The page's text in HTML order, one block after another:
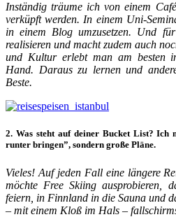
Inständig träume ich von einem
verküpft werden. In einem Uni-
in einem Blog umzusetzen. Und
realisieren und macht zudem auch
und Kultur erlebt man am besten
Hand. Daraus zu lernen und
Beste.
2. Was steht auf deiner Bucket List? Ich
runter bringen”, sondern große Pläne.
Vieles! Auf jeden Fall eine längere
möchte Free Skiing ausprobieren,
feiern, in Finnland in die Sauna und
– mit einem Kloß im Hals –